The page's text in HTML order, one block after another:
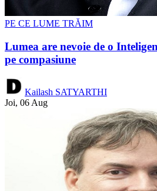
PE CE LUME TRĂIM
Lumea are nevoie de o
pe compasiune
Kailash SATYARTHI
Joi, 06 Aug